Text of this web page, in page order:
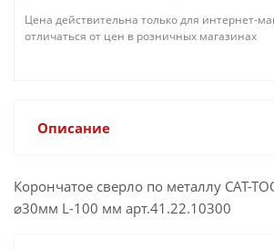
Цена действительна только для интернет-
отличаться от цен в розничных магазинах
Описание
Корончатое сверло по металлу CAT-
⌀30мм L-100 мм арт.41.22.10300